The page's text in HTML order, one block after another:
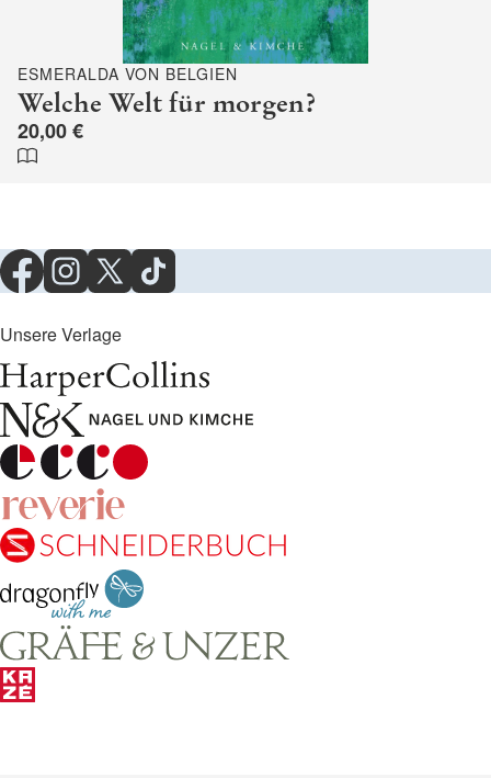
ESMERALDA VON BELGIEN
Welche Welt für morgen?
20,00 €
Unsere Verlage